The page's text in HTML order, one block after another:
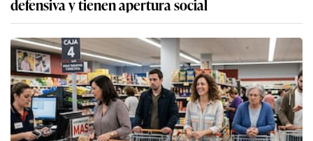
defensiva y tienen apertura social